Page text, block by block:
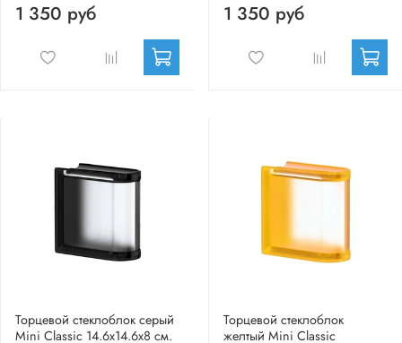
1 350 руб 1 350 руб
Торцевой стеклоблок серый
Mini Classic 14.6x14.6x8 см.
Торцевой стеклоблок
желтый Mini Classic